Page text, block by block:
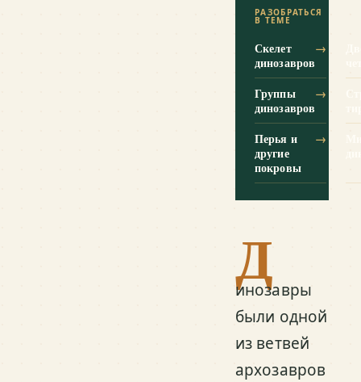
РАЗОБРАТЬСЯ
В ТЕМЕ
Скелет
динозавров
→
Группы
динозавров
→
Перья и
другие
покровы
→
Д
инозавры
были одной
из ветвей
архозавров